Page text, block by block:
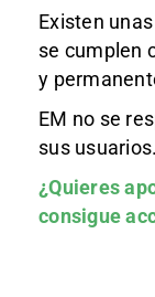
Existen unas
se cumplen
y
EM no se
sus usuarios.
¿Quieres
consigue